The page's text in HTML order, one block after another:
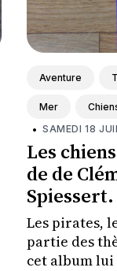
Aventure
Mer
• SAMEDI 18
Les
de de
Spiessert.
Les pirates,
partie des
cet album lui